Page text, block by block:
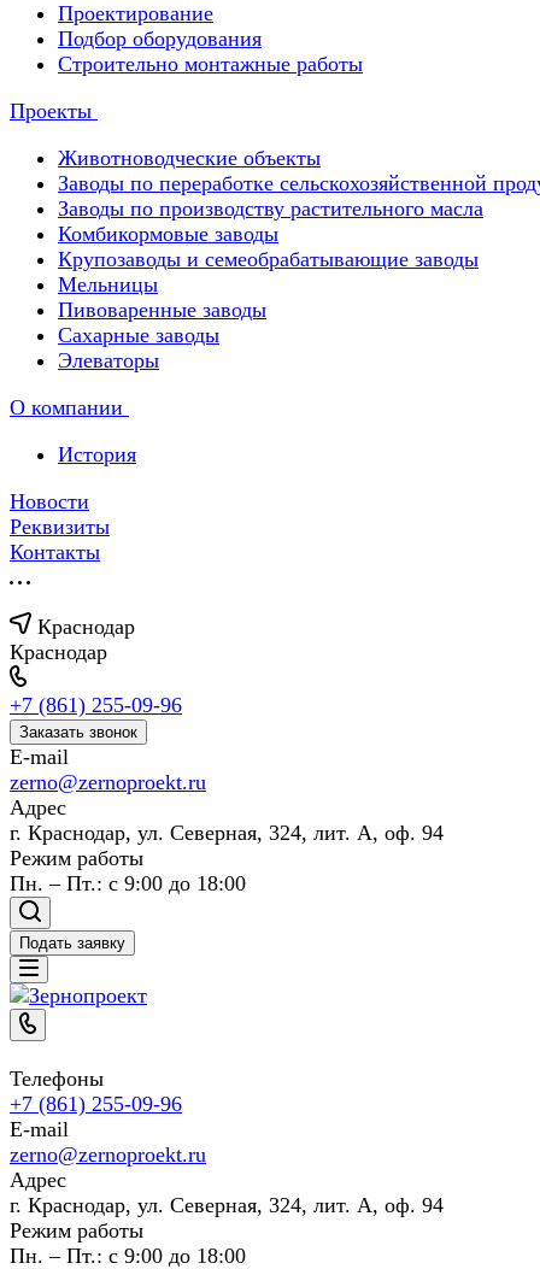
Проектирование
Подбор оборудования
Строительно монтажные работы
Проекты
Животноводческие объекты
Заводы по переработке сельскохозяйственной
Заводы по производству растительного масла
Комбикормовые заводы
Крупозаводы и семеобрабатывающие заводы
Мельницы
Пивоваренные заводы
Сахарные заводы
Элеваторы
О компании
История
Новости
Реквизиты
Контакты
Краснодар
Краснодар
+7 (861) 255-09-96
Заказать звонок
E-mail
zerno@zernoproekt.ru
Адрес
г. Краснодар, ул. Северная, 324, лит. А, оф. 94
Режим работы
Пн. – Пт.: с 9:00 до 18:00
Подать заявку
Телефоны
+7 (861) 255-09-96
E-mail
zerno@zernoproekt.ru
Адрес
г. Краснодар, ул. Северная, 324, лит. А, оф. 94
Режим работы
Пн. – Пт.: с 9:00 до 18:00